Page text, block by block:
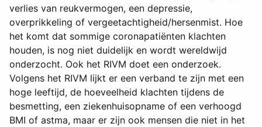
verlies van reukvermogen, een depressie,
overprikkeling of vergeetachtigheid/hersenmist. Hoe
het komt dat sommige coronapatiënten klachten
houden, is nog niet duidelijk en wordt wereldwijd
onderzocht. Ook het RIVM doet een onderzoek.
Volgens het RIVM lijkt er een verband te zijn met een
hoge leeftijd, de hoeveelheid klachten tijdens de
besmetting, een ziekenhuisopname of een verhoogd
BMI of astma, maar er zijn ook mensen die niet in het